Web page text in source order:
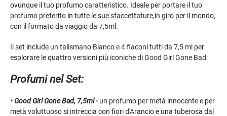
ovunque il tuo profumo caratteristico. Ideale per portare il tuo
profumo preferito in tutte le sue sfaccettature,in giro per il mondo,
con il formato da viaggio da 7,5ml.
Il set include un talismano Bianco e 4 flaconi tutti da 7,5 ml per
esplorare le quattro versioni più iconiche di Good Girl Gone Bad
Profumi nel Set:
• Good Girl Gone Bad, 7,5ml - un profumo per metà innocente e per
metà voluttuoso si intreccia con fiori d'Arancio e una tuberosa dal